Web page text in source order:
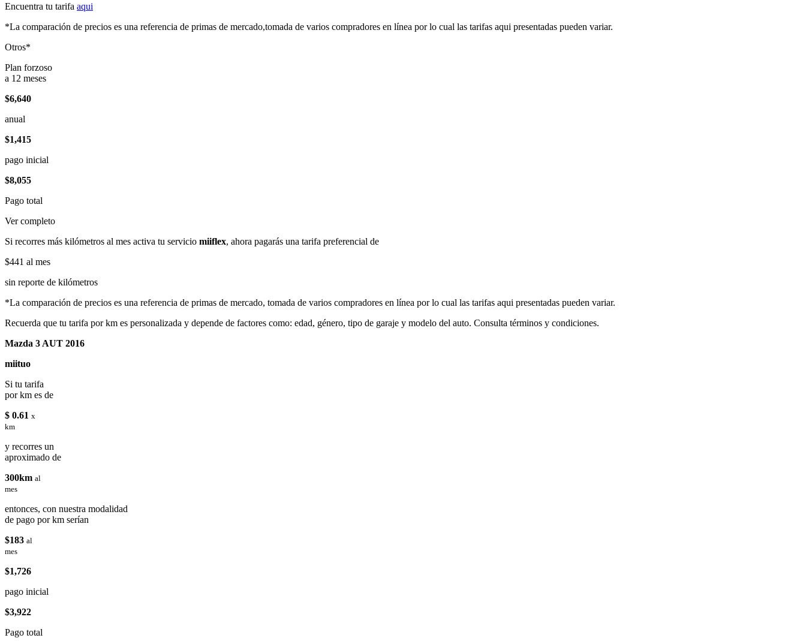
Encuentra tu tarifa aqui
*La comparación de precios es una referencia de primas de mercado,tomada de varios compradores en línea por lo cual las tarifas aqui presentadas pueden variar.
Otros*
Plan forzoso
a 12 meses
$6,640
anual
$1,415
pago inicial
$8,055
Pago total
Ver completo
Si recorres más kilómetros al mes activa tu servicio miiflex, ahora pagarás una tarifa preferencial de
$441 al mes
sin reporte de kilómetros
*La comparación de precios es una referencia de primas de mercado, tomada de varios compradores en línea por lo cual las tarifas aqui presentadas pueden variar.
Recuerda que tu tarifa por km es personalizada y depende de factores como: edad, género, tipo de garaje y modelo del auto. Consulta términos y condiciones.
Mazda 3 AUT 2016
miituo
Si tu tarifa
por km es de
$ 0.61 x
km
y recorres un
aproximado de
300km al
mes
entonces, con nuestra modalidad
de pago por km serían
$183 al
mes
$1,726
pago inicial
$3,922
Pago total